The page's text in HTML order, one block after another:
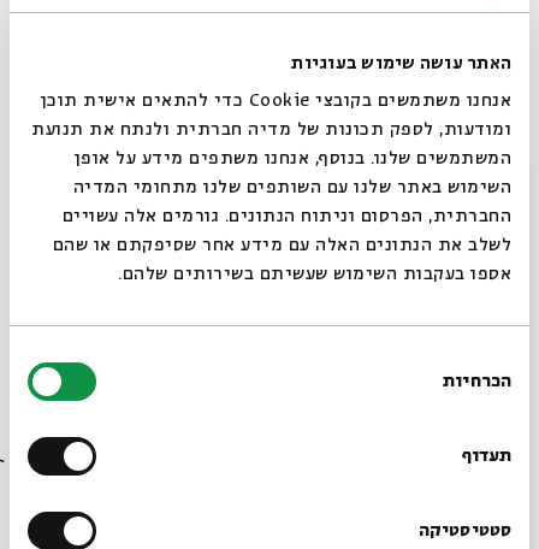
האתר עושה שימוש בעוגיות
אנחנו משתמשים בקובצי Cookie כדי להתאים אישית תוכן
ומודעות, לספק תכונות של מדיה חברתית ולנתח את תנועת
המשתמשים שלנו. בנוסף, אנחנו משתפים מידע על אופן
השימוש באתר שלנו עם השותפים שלנו מתחומי המדיה
החברתית, הפרסום וניתוח הנתונים. גורמים אלה עשויים
לשלב את הנתונים האלה עם מידע אחר שסיפקתם או שהם
אספו בעקבות השימוש שעשיתם בשירותים שלהם.
הסכמה
הכרחיות
תעדוף
סטטיסטיקה
המחלוקת הגדולה על מוקצה בתלמוד הבבלי
עם: ד"ר יואל קרצ'מר רזיאל
20.05.26
סגור